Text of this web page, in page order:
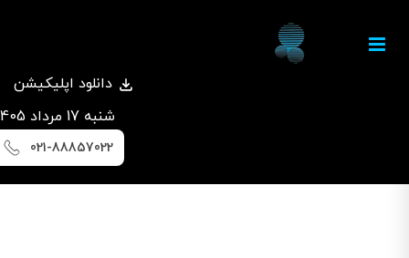
دانلود اپلیکیشن
شنبه 17 مرداد 1405
021-88857022